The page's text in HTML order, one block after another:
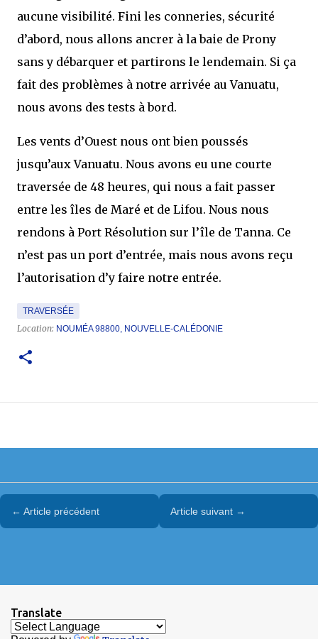
aucune visibilité. Fini les conneries, sécurité
d’abord, nous allons ancrer à la baie de Prony
sans y débarquer et partirons le lendemain. Si ça
fait des problèmes à notre arrivée au Vanuatu,
nous avons des tests à bord.
Les vents d’Ouest nous ont bien poussés
jusqu’aux Vanuatu. Nous avons eu une courte
traversée de 48 heures, qui nous a fait passer
entre les îles de Maré et de Lifou. Nous nous
rendons à Port Résolution sur l’île de Tanna. Ce
n’est pas un port d’entrée, mais nous avons reçu
l’autorisation d’y faire notre entrée.
TRAVERSÉE
Location: NOUMÉA 98800, NOUVELLE-CALÉDONIE
← Article précédent Article suivant →
Translate